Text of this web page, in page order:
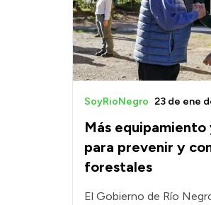
Más
para prevenir y
forestales
SoyRioNegro 23 de ene
El Gobierno de Río